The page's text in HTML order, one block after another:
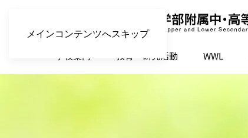
メインコンテンツへスキップ
学校案内 教育・研究活動 WWL